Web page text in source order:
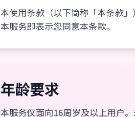
本使用条款（以下简称「本条款
本服务即表示您同意本条款。
年龄要求
本服务仅面向16周岁及以上用户